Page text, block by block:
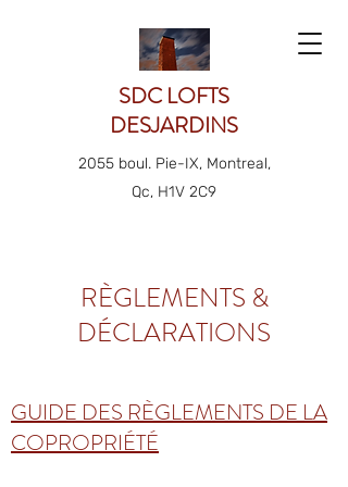
SDC LOFTS
DESJARDINS
2055 boul. Pie-IX, Montreal,
Qc, H1V 2C9
RÈGLEMENTS &
DÉCLARATIONS
GUIDE DES RÈGLEMENTS DE LA
COPROPRIÉTÉ